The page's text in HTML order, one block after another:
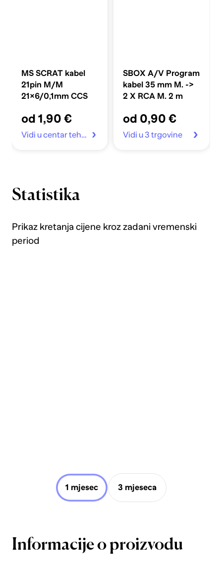
MS SCRAT kabel
21pin M/M
21×6/0,1mm CCS
od 1,90 €
Vidi u centar tehnike
SBOX A/V Program
kabel 35 mm M. ->
2 X RCA M. 2 m
od 0,90 €
Vidi u 3 trgovine
Statistika
Prikaz kretanja cijene kroz zadani vremenski
period
1 mjesec 3 mjeseca
Informacije o proizvodu